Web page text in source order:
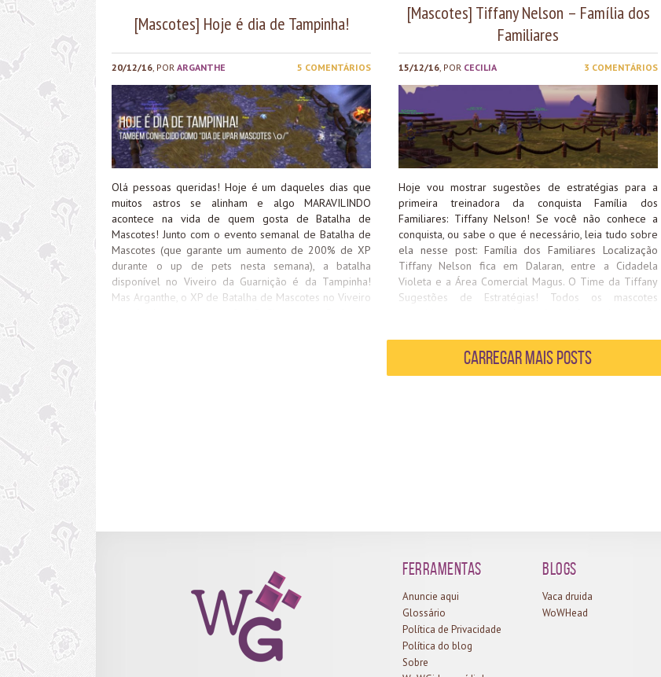
[Mascotes] Hoje é dia de Tampinha!
20/12/16 , POR ARGANTHE 5 COMENTÁRIOS
Olá pessoas queridas! Hoje é um daqueles dias que
muitos astros se alinham e algo MARAVILINDO
acontece na vida de quem gosta de Batalha de
Mascotes! Junto com o evento semanal de Batalha de
Mascotes (que garante um aumento de 200% de XP
durante o up de pets nesta semana), a batalha
disponível no Viveiro da Guarnição é da Tampinha!
Mas Arganthe, o XP de Batalha de Mascotes no Viveiro
[Mascotes] Tiffany Nelson – Família dos
Familiares
15/12/16 , POR CECILIA 3 COMENTÁRIOS
Hoje vou mostrar sugestões de estratégias para a
primeira treinadora da conquista Família dos
Familiares: Tiffany Nelson! Se você não conhece a
conquista, ou sabe o que é necessário, leia tudo sobre
ela nesse post: Família dos Familiares Localização
Tiffany Nelson fica em Dalaran, entre a Cidadela
Violeta e a Área Comercial Magus. O Time da Tiffany
Sugestões de Estratégias! Todos os mascotes
esse treinador? Conta pra gente nos comentários! Até
Carregar mais Posts
Ferramentas
Anuncie aqui
Glossário
Política de Privacidade
Política do blog
Sobre
Blogs
Vaca druida
WoWHead